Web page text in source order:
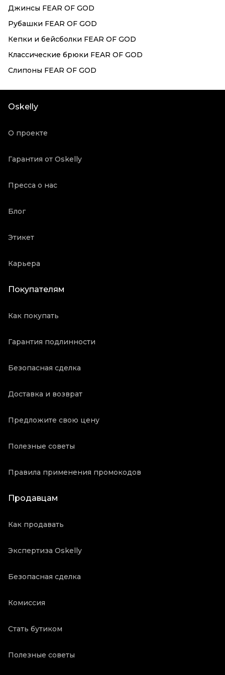
Джинсы FEAR OF GOD
Рубашки FEAR OF GOD
Кепки и бейсболки FEAR OF GOD
Классические брюки FEAR OF GOD
Слипоны FEAR OF GOD
Oskelly
О проекте
Гарантия от Oskelly
Пресса о нас
Блог
Этикет
Карьера
Покупателям
Как покупать
Гарантия подлинности
Безопасная сделка
Доставка и возврат
Предложите свою цену
Полезные советы
Правила применения промокодов
Продавцам
Как продавать
Экспертиза Oskelly
Безопасная сделка
Комиссия
Стать бутиком
Полезные советы